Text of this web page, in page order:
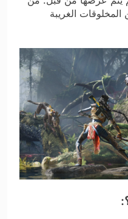
الغريبة